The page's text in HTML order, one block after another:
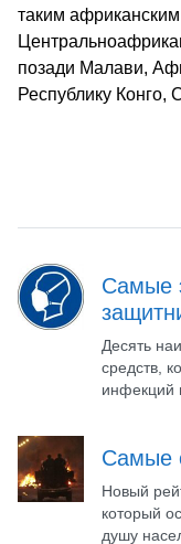
таким
позади Малави,
Республику
Самые
Десять
средств,
инфекций
Самые
Новый
который
душу